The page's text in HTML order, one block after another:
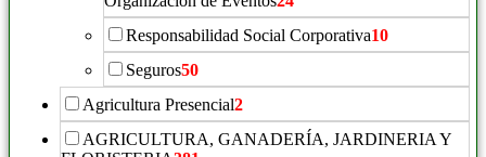
Responsabilidad Social Corporativa10
Seguros50
Agricultura Presencial2
AGRICULTURA, GANADERÍA, JARDINERIA Y